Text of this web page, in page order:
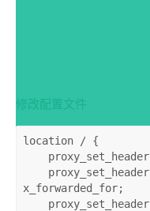
修改配置文件
location / {
proxy_set_header
proxy_set_header
x_forwarded_for;
proxy_set_header